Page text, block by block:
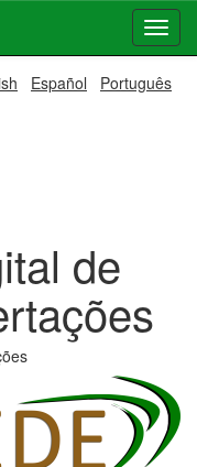
Español Português
de